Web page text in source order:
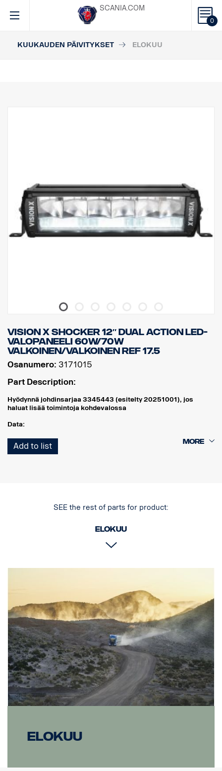
0
SCANIA.COM
KUUKAUDEN PÄIVITYKSET ELOKUU
VISION X SHOCKER 12″ DUAL ACTION LED-
VALOPANEELI 60W/70W
VALKOINEN/VALKOINEN REF 17.5
Osanumero: 3171015
Part Description:
Hyödynnä johdinsarjaa 3345443 (esitelty 20251001), jos
haluat lisää toimintoja kohdevalossa
Data:
Leveys: 304 mm
Korkeus (konsolin kanssa): 97 mm
Kantama, kohdevalo, 1Lux: 400 m
Raakalumenit, valonheitin: 3550 lm
Add to list
SEE the rest of parts for product:
Elokuu
Elokuu